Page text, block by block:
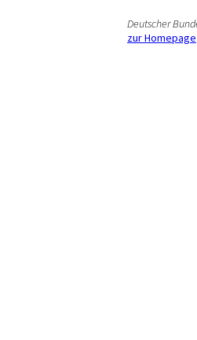
Deutscher
zur Homepage